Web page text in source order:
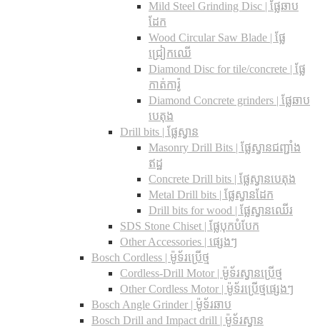
Mild Steel Grinding Disc | ផ្លែឆាប
ដែក
Wood Circular Saw Blade | ផ្លែ
ជ្រៀកឈើ
Diamond Disc for tile/concrete​ | ផ្លែ
កាត់ការ៉ូ
Diamond Concrete grinders | ផ្លែឆាប
បេតុង
Drill bits |​ ផ្លែស្វាន
Masonry Drill Bits |​ ផ្លែស្វានជញ្ជាំង
ឥដ្ឋ
Concrete Drill bits |​ ផ្លែស្វានបេតុង
Metal Drill bits |​ ផ្លែស្វានដែក
Drill bits for wood |​ ផ្លែស្វានឈើរ
SDS Stone Chiset |​ ផ្លែបុកបំបែក
Other Accessories | ផ្សេងៗ
Bosch Cordless | ម៉ូទ័រប្រើថ្ម
Cordless-Drill Motor | ម៉ូទ័រស្វានប្រើថ្ម
Other Cordless Motor | ម៉ូទ័រប្រើថ្មផ្សេងៗ
Bosch Angle Grinder | ម៉ូទ័រឆាប
Bosch Drill and Impact drill | ម៉ូទ័រស្វាន